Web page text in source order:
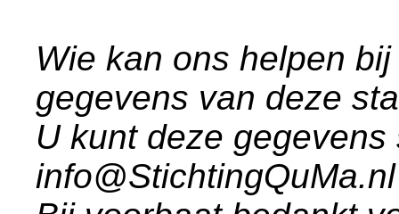
Wie kan ons helpen
gegevens van deze
U kunt deze
info@StichtingQuMa.nl